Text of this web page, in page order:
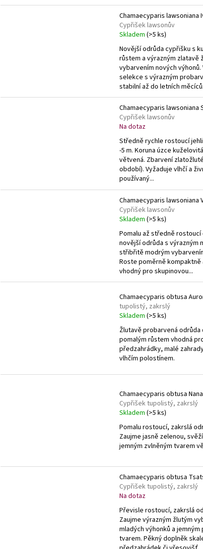
Chamaecyparis lawsoniana
Cypřišek lawsonův
Skladem (>5 ks)
Novější odrůda cypřišku s
růstem a výrazným zlatavě
vybarvením nových výhonů.
selekce s výrazným
stabilní až do letních měcíců.
Chamaecyparis lawsoniana
Cypřišek lawsonův
Na dotaz
Středně rychle rostoucí
-5 m. Koruna úzce
větvená. Zbarvení
období). Vyžaduje vlhčí a
používaný...
Chamaecyparis lawsoniana
Cypřišek lawsonův
Skladem (>5 ks)
Pomalu až středně
novější odrůda s výrazným
střibřitě modrým
Roste poměrně kompaktně
vhodný pro skupinovou...
Chamaecyparis obtusa
tupolistý, zakrslý
Skladem (>5 ks)
Žlutavě probarvená odrůda
pomalým růstem vhodná
předzahrádky, malé
vlhčím polostínem.
Chamaecyparis obtusa
Cypřišek tupolistý, zakrslý
Skladem (>5 ks)
Pomalu rostoucí, zakrslá
Zaujme jasně zelenou,
jemným zvlněným tvarem
Chamaecyparis obtusa
Cypřišek tupolistý, zakrslý
Na dotaz
Převisle rostoucí, zakrslá
Zaujme výrazným žlutým
mladých výhonků a jemným
tvarem. Pěkný doplněk